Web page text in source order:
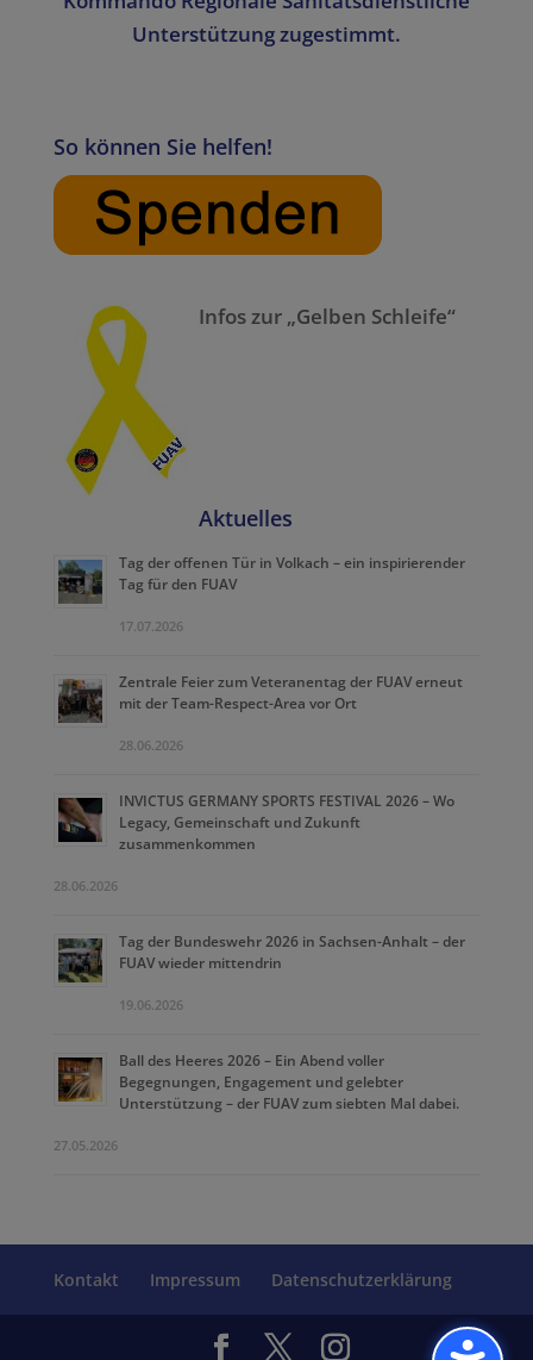
Unterstützung zugestimmt.
So können Sie helfen!
Infos zur „Gelben Schleife“
Aktuelles
Tag der offenen Tür in Volkach – ein inspirierender
Tag für den FUAV
17.07.2026
Zentrale Feier zum Veteranentag der FUAV erneut
mit der Team-Respect-Area vor Ort
28.06.2026
INVICTUS GERMANY SPORTS FESTIVAL 2026 – Wo
Legacy, Gemeinschaft und Zukunft
zusammenkommen
28.06.2026
Tag der Bundeswehr 2026 in Sachsen-Anhalt – der
FUAV wieder mittendrin
19.06.2026
Ball des Heeres 2026 – Ein Abend voller
Begegnungen, Engagement und gelebter
Unterstützung – der FUAV zum siebten Mal dabei.
27.05.2026
Kontakt Impressum Datenschutzerklärung